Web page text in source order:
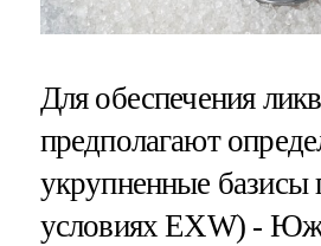
Для обеспечения
предполагают
укрупненные базисы
условиях EXW) -